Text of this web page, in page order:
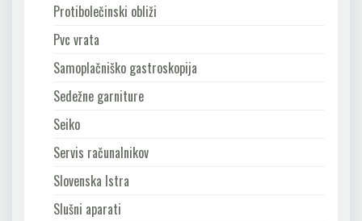
Protibolečinski obliži
Pvc vrata
Samoplačniško gastroskopija
Sedežne garniture
Seiko
Servis računalnikov
Slovenska Istra
Slušni aparati